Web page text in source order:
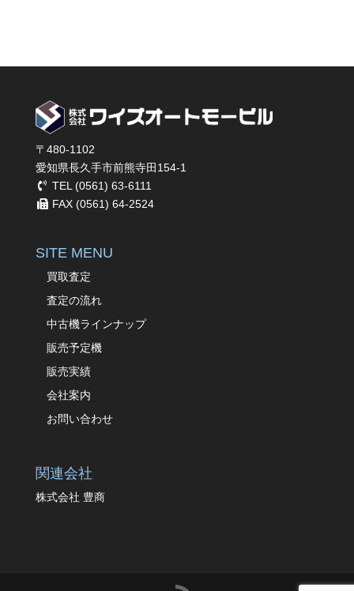
〒480-1102
愛知県長久手市前熊寺田154-1
TEL (0561) 63-6111
FAX (0561) 64-2524
SITE MENU
買取査定
査定の流れ
中古機ラインナップ
販売予定機
販売実績
会社案内
お問い合わせ
関連会社
株式会社 豊商